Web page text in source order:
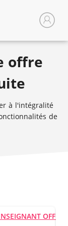
offre
à l'intégralité
de
OFFERT